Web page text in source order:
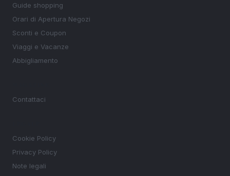
Guide shopping
Orari di Apertura Negozi
Sconti e Coupon
Viaggi e Vacanze
Abbigliamento
Contattaci
Cookie Policy
Privacy Policy
Note legali